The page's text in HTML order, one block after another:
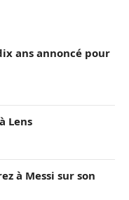
ans annoncé pour
Lens
à Messi sur son